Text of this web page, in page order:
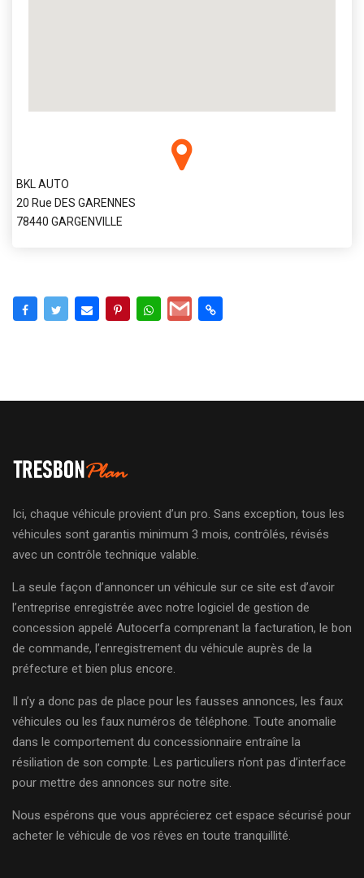
BKL AUTO
20 Rue DES GARENNES
78440 GARGENVILLE
Ici, chaque véhicule provient d’un pro. Sans exception, tous les
véhicules sont garantis minimum 3 mois, contrôlés, révisés
avec un contrôle technique valable.
La seule façon d’annoncer un véhicule sur ce site est d’avoir
l’entreprise enregistrée avec notre logiciel de gestion de
concession appelé Autocerfa comprenant la facturation, le bon
de commande, l’enregistrement du véhicule auprès de la
préfecture et bien plus encore.
Il n’y a donc pas de place pour les fausses annonces, les faux
véhicules ou les faux numéros de téléphone. Toute anomalie
dans le comportement du concessionnaire entraîne la
résiliation de son compte. Les particuliers n’ont pas d’interface
pour mettre des annonces sur notre site.
Nous espérons que vous apprécierez cet espace sécurisé pour
acheter le véhicule de vos rêves en toute tranquillité.